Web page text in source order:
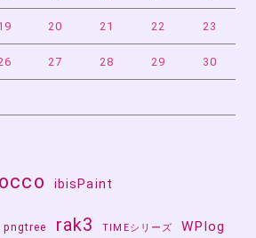
20 21 22 23
27 28 29 30
ibisPaint
pngtree rak3 TIMEシリーズ WPlog